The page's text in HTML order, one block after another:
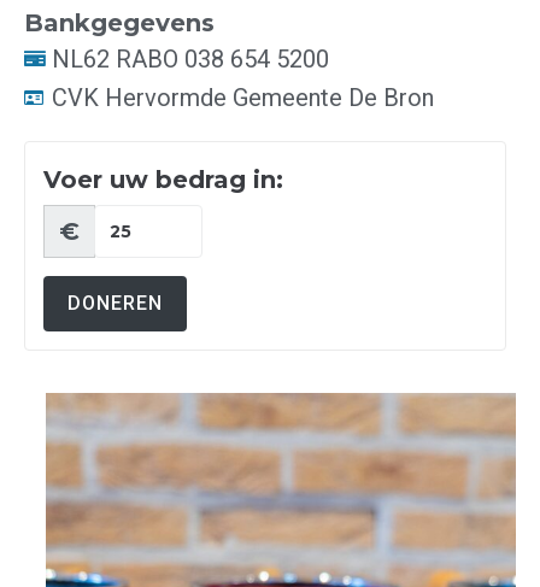
Bankgegevens
NL62 RABO 038 654 5200
CVK Hervormde Gemeente De Bron
Voer uw bedrag in:
€
DONEREN